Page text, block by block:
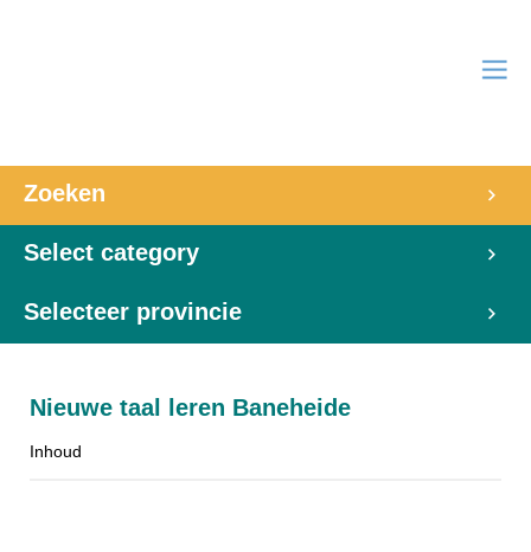
Zoeken
Select category
Selecteer provincie
Nieuwe taal leren Baneheide
Inhoud